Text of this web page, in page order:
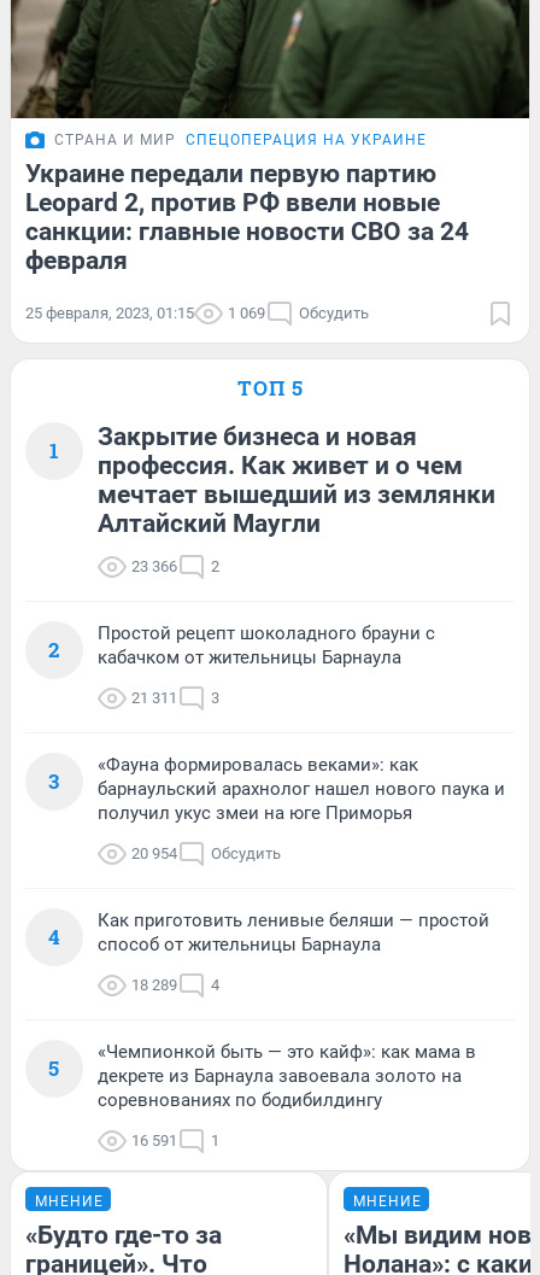
СТРАНА И МИР СПЕЦОПЕРАЦИЯ НА УКРАИНЕ
Украине передали первую партию
Leopard 2, против РФ ввели новые
санкции: главные новости СВО за 24
февраля
25 февраля, 2023, 01:15 1 069 Обсудить
ТОП 5
1
Закрытие бизнеса и новая
профессия. Как живет и о чем
мечтает вышедший из землянки
Алтайский Маугли
23 366 2
2
Простой рецепт шоколадного брауни с
кабачком от жительницы Барнаула
21 311 3
3
«Фауна формировалась веками»: как
барнаульский арахнолог нашел нового паука и
получил укус змеи на юге Приморья
20 954 Обсудить
4
Как приготовить ленивые беляши — простой
способ от жительницы Барнаула
18 289 4
5
«Чемпионкой быть — это кайф»: как мама в
декрете из Барнаула завоевала золото на
соревнованиях по бодибилдингу
16 591 1
МНЕНИЕ
«Будто где-то за
границей». Что
МНЕНИЕ
«Мы видим
Нолана»: с